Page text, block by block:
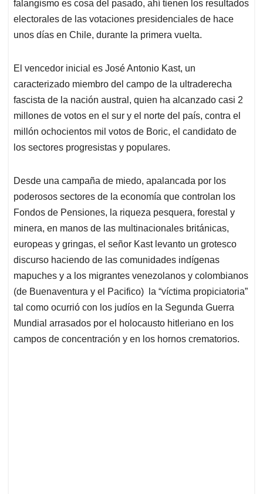
A
p
p
o
o
k
d
I
n
d
s
falangismo es cosa del pasado, ahí tienen los resultados
electorales de las votaciones presidenciales de hace
unos días en Chile, durante la primera vuelta.
El vencedor inicial es José Antonio Kast, un
caracterizado miembro del campo de la ultraderecha
fascista de la nación austral, quien ha alcanzado casi 2
millones de votos en el sur y el norte del país, contra el
millón ochocientos mil votos de Boric, el candidato de
los sectores progresistas y populares.
Desde una campaña de miedo, apalancada por los
poderosos sectores de la economía que controlan los
Fondos de Pensiones, la riqueza pesquera, forestal y
minera, en manos de las multinacionales británicas,
europeas y gringas, el señor Kast levanto un grotesco
discurso haciendo de las comunidades indígenas
mapuches y a los migrantes venezolanos y colombianos
(de Buenaventura y el Pacifico) la “víctima propiciatoria”
tal como ocurrió con los judíos en la Segunda Guerra
Mundial arrasados por el holocausto hitleriano en los
campos de concentración y en los hornos crematorios.